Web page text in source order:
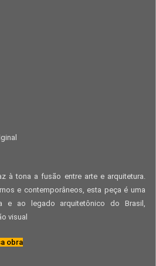
à tona a fusão entre arte e arquitetura.
e contemporâneos, esta peça é uma
e ao legado arquitetônico do Brasil,
visual
obra